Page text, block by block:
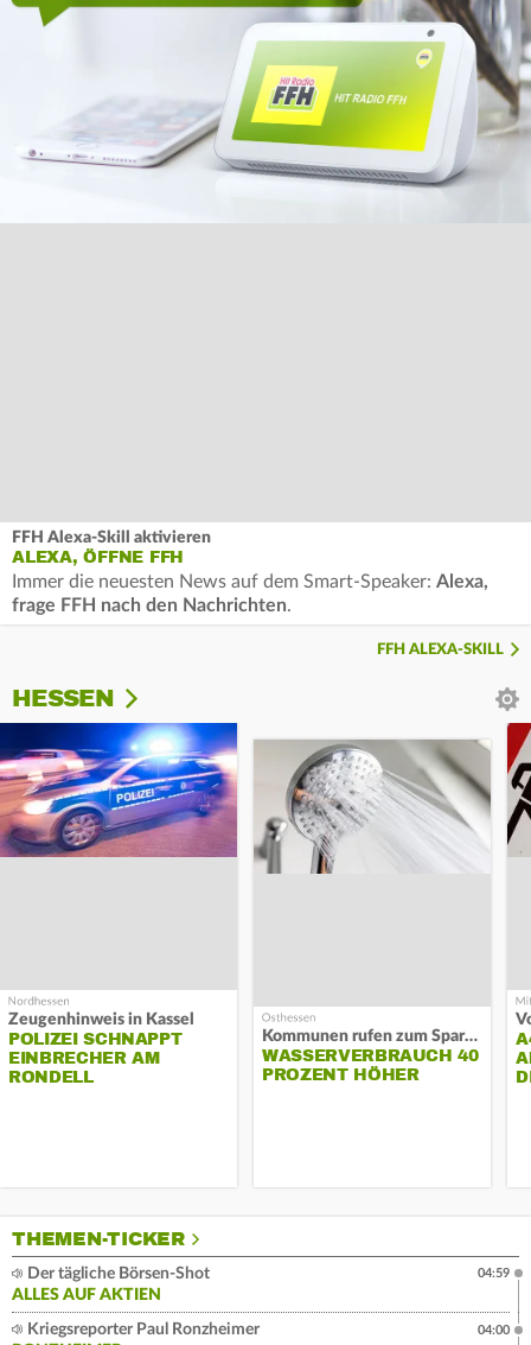
FFH Alexa-Skill aktivieren
ALEXA, ÖFFNE FFH
Immer die neuesten News auf dem Smart-Speaker: Alexa,
frage FFH nach den Nachrichten.
FFH ALEXA-SKILL
HESSEN
Zeugenhinweis in Kassel
POLIZEI SCHNAPPT
EINBRECHER AM
RONDELL
Kommunen rufen zum Sparen auf
WASSERVERBRAUCH 40
PROZENT HÖHER
THEMEN-TICKER
Der tägliche Börsen-Shot
ALLES AUF AKTIEN
04:59
Kriegsreporter Paul Ronzheimer
04:00